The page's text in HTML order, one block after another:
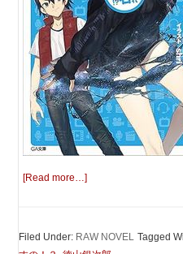
[Read more…]
Filed Under: RAW NOVEL Tagged